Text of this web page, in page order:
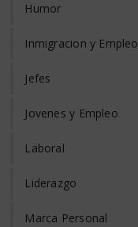
Humor
Inmigracion y Empleo
Jefes
Jovenes y Empleo
Laboral
Liderazgo
Marca Personal